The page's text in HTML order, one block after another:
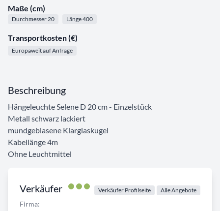
Maße (cm)
Durchmesser 20 Länge 400
Transportkosten (€)
Europaweit auf Anfrage
Verkäufer Verkäufer Profilseite Alle Angebote
Firma:
Beschreibung
Hängeleuchte Selene D 20 cm - Einzelstück
Metall schwarz lackiert
mundgeblasene Klarglaskugel
Kabellänge 4m
Ohne Leuchtmittel